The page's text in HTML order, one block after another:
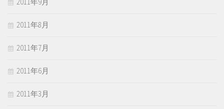
2011年8月
2011年7月
2011年6月
2011年3月